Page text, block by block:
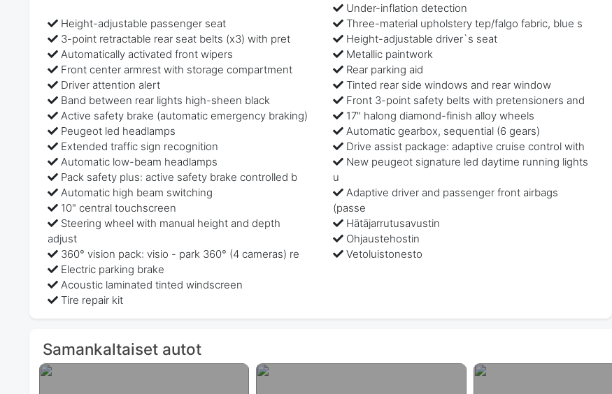
Under-inflation detection
Height-adjustable passenger seat
3-point retractable rear seat belts (x3) with pret
Automatically activated front wipers
Front center armrest with storage compartment
Driver attention alert
Band between rear lights high-sheen black
Active safety brake (automatic emergency braking)
Peugeot led headlamps
Extended traffic sign recognition
Three-material upholstery tep/falgo fabric, blue s
Height-adjustable driver`s seat
Metallic paintwork
Rear parking aid
Tinted rear side windows and rear window
Front 3-point safety belts with pretensioners and
17" halong diamond-finish alloy wheels
Automatic gearbox, sequential (6 gears)
Drive assist package: adaptive cruise control with
Automatic low-beam headlamps
Pack safety plus: active safety brake controlled b
Automatic high beam switching
10" central touchscreen
Steering wheel with manual height and depth
adjust
360° vision pack: visio - park 360° (4 cameras) re
Electric parking brake
Acoustic laminated tinted windscreen
Tire repair kit
New peugeot signature led daytime running lights
u
Adaptive driver and passenger front airbags
(passe
Hätäjarrutusavustin
Ohjaustehostin
Vetoluistonesto
Samankaltaiset autot